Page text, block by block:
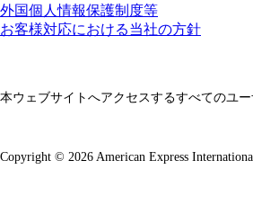
外国個人情報保護制度等
お客様対応における当社の方針
本ウェブサイトへアクセスするすべてのユ
Copyright © 2026 American Express